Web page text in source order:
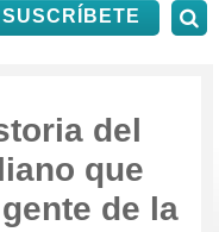
SUSCRÍBETE
del
que
de la